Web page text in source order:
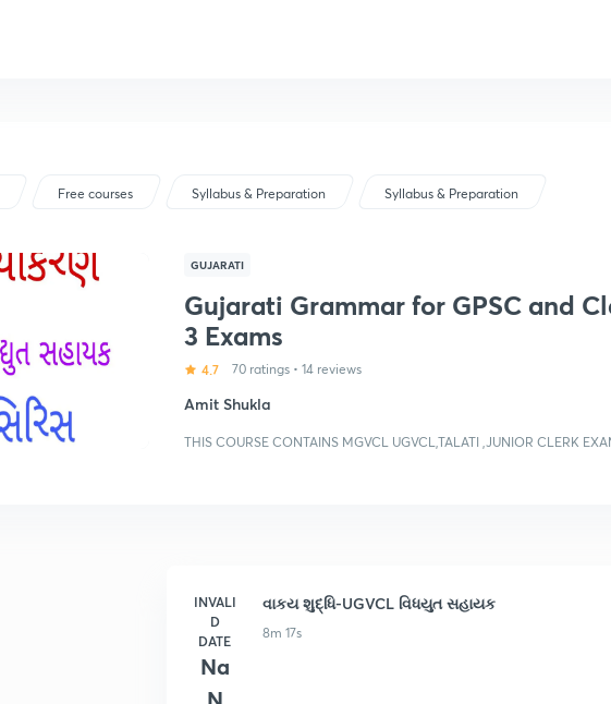
Free courses Syllabus & Preparation Syllabus & Preparation
GUJARATI
Gujarati Grammar for GPSC and
3 Exams
4.7 70 ratings • 14 reviews
Amit Shukla
THIS COURSE CONTAINS MGVCL UGVCL,TALATI ,JUNIOR CLERK
INVALI
D
DATE
Na
વાકય શુદ્ધિ-UGVCL વિધયુત સહાયક
8m 17s